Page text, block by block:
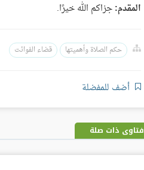
المقدم:جزاكم الله خيرًا.
حكم الصلاة وأهميتها قضاء الفوائت
أضف للمفضلة
فتاوى ذات صلة